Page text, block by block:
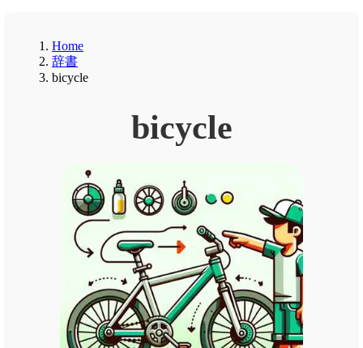
Home
辞書
bicycle
bicycle